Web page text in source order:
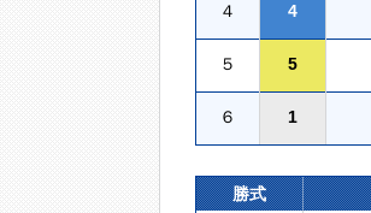
４ 4
５ 5
６ 1
勝式